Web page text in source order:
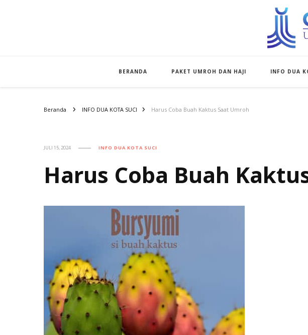
BERANDA PAKET UMROH DAN HAJI INFO DUA
Beranda INFO DUA KOTA SUCI Harus Coba Buah Kaktus Saat Umroh
JULI 15, 2024 INFO DUA KOTA SUCI
Harus Coba Buah